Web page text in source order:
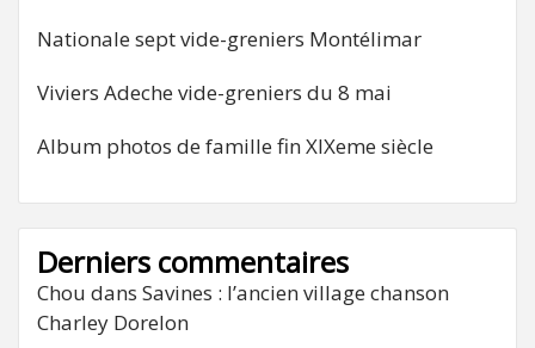
Nationale sept vide-greniers Montélimar
Viviers Adeche vide-greniers du 8 mai
Album photos de famille fin XIXeme siècle
Derniers commentaires
Chou dans Savines : l’ancien village chanson
Charley Dorelon